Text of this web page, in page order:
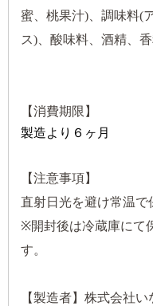
蜜、桃果汁)、調味料(
ス)、酸味料、酒精、
【消費期限】
製造より６ヶ月
【注意事項】
直射日光を避け常温で
※開封後は冷蔵庫にて
す。
【製造者】株式会社